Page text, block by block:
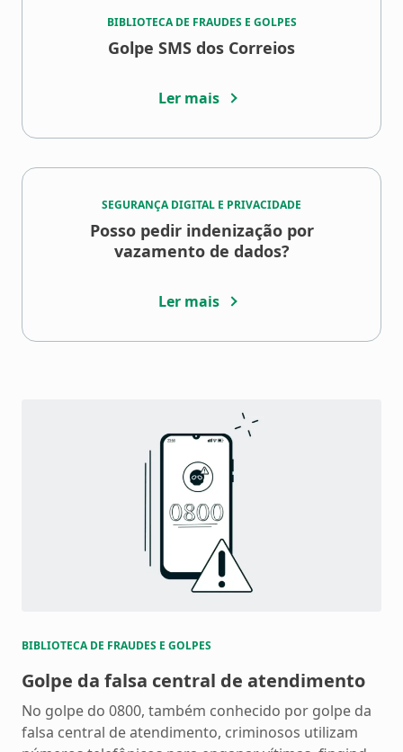
BIBLIOTECA DE FRAUDES E GOLPES
Golpe SMS dos Correios
Ler mais
SEGURANÇA DIGITAL E PRIVACIDADE
Posso pedir indenização por
vazamento de dados?
Ler mais
BIBLIOTECA DE FRAUDES E GOLPES
Golpe da falsa central de atendimento
No golpe do 0800, também conhecido por golpe da
falsa central de atendimento, criminosos utilizam